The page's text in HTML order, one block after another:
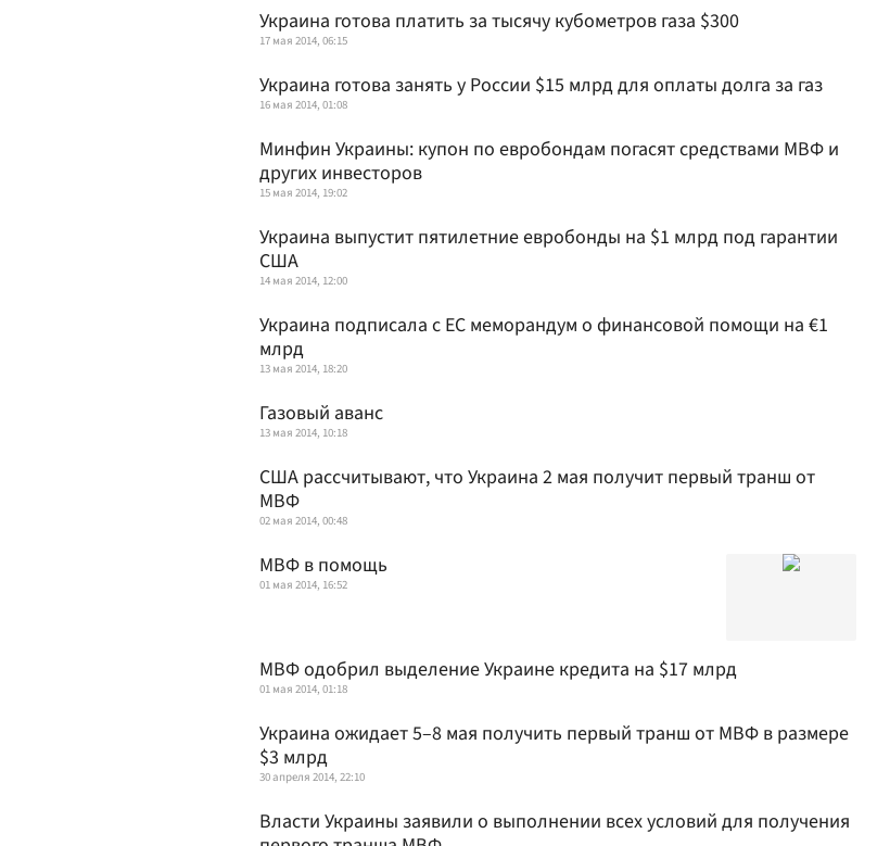
Украина готова платить за тысячу кубометров газа $300
17 мая 2014, 06:15
Украина готова занять у России $15 млрд для оплаты долга за газ
16 мая 2014, 01:08
Минфин Украины: купон по евробондам погасят средствами МВФ и
других инвесторов
15 мая 2014, 19:02
Украина выпустит пятилетние евробонды на $1 млрд под гарантии
США
14 мая 2014, 12:00
Украина подписала с ЕС меморандум о финансовой помощи на €1
млрд
13 мая 2014, 18:20
Газовый аванс
13 мая 2014, 10:18
США рассчитывают, что Украина 2 мая получит первый транш от
МВФ
02 мая 2014, 00:48
МВФ в помощь
01 мая 2014, 16:52
МВФ одобрил выделение Украине кредита на $17 млрд
01 мая 2014, 01:18
Украина ожидает 5–8 мая получить первый транш от МВФ в размере
$3 млрд
30 апреля 2014, 22:10
Власти Украины заявили о выполнении всех условий для получения